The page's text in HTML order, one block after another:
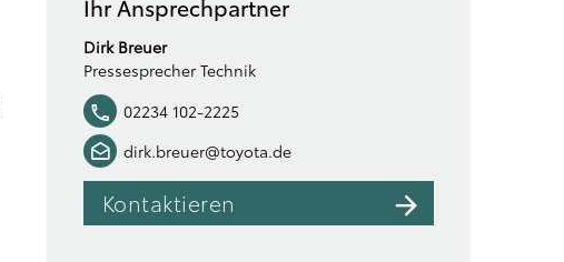
Dirk Breuer
Pressesprecher Technik
02234 102-2225
dirk.breuer@toyota.de
Kontaktieren